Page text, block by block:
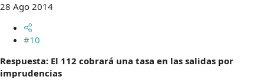
28 Ago 2014
#10
Respuesta: El 112 cobrará una tasa en las salidas por
imprudencias